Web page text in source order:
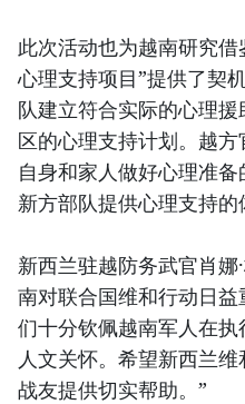
此次活动也为越南研究
心理支持项目”提供了契
队建立符合实际的心理
区的心理支持计划。越
自身和家人做好心理准
新方部队提供心理支持的
新西兰驻越防务武官肖
南对联合国维和行动日
们十分钦佩越南军人在
人文关怀。希望新西兰
战友提供切实帮助。”